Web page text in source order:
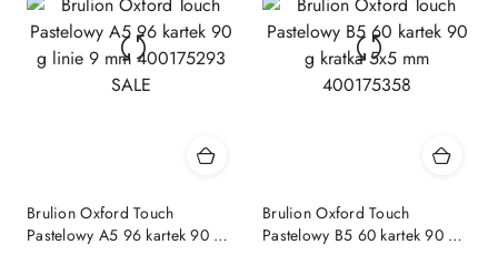
Brulion Oxford Touch
Pastelowy A5 96 kartek 90 g
Brulion Oxford Touch
Pastelowy B5 60 kartek 90 g